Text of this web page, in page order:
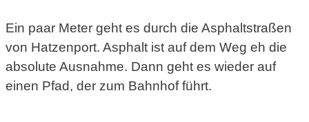
Ein paar Meter geht es durch die Asphaltstraßen
von Hatzenport. Asphalt ist auf dem Weg eh die
absolute Ausnahme. Dann geht es wieder auf
einen Pfad, der zum Bahnhof führt.